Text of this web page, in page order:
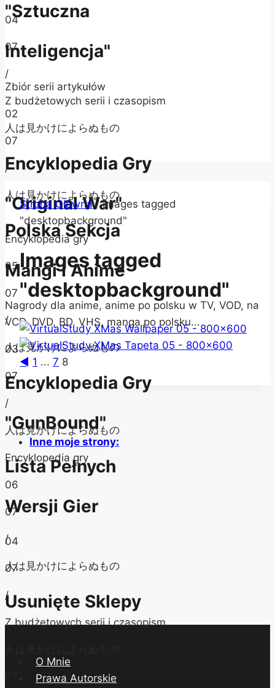
04
07
/
Z budżetowych serii i czasopism
人は見かけによらぬもの
Encyklopedia Gry
"Original War"
Encyklopedia gry
05
07
/
人は見かけによらぬもの
Encyklopedia Gry
"GunBound"
Encyklopedia gry
06
07
/
人は見かけによらぬもの
Usunięte Sklepy
"Sztuczna
Inteligencja"
Zbiór serii artykułów
02
07
/
人は見かけによらぬもの
Polska Sekcja
Mangi I Anime
Nagrody dla anime, anime po polsku w TV, VOD, na
VCD, DVD, BD, VHS, manga po polsku...
03
07
/
人は見かけによらぬもの
Lista Pełnych
Wersji Gier
04
07
/
Z budżetowych serii i czasopism
Strona Główna / Images tagged
"desktopbackground"
Images tagged
"desktopbackground"
◄ 1 ... 7 8
Inne moje strony:
O Mnie
Prawa Autorskie